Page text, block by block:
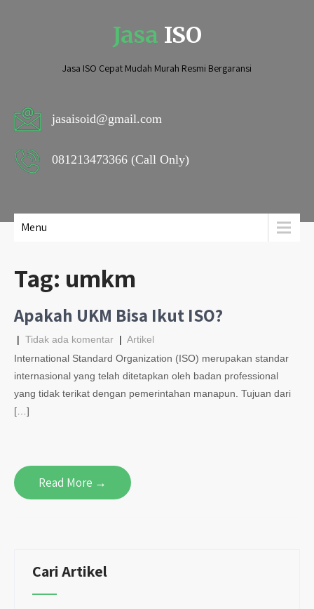
Jasa ISO
Jasa ISO Cepat Mudah Murah Resmi Bergaransi
jasaisoid@gmail.com
081213473366 (Call Only)
Menu
Tag: umkm
Apakah UKM Bisa Ikut ISO?
| Tidak ada komentar | Artikel
International Standard Organization (ISO) merupakan standar
internasional yang telah ditetapkan oleh badan professional
yang tidak terikat dengan pemerintahan manapun. Tujuan dari
[…]
Read More →
Cari Artikel